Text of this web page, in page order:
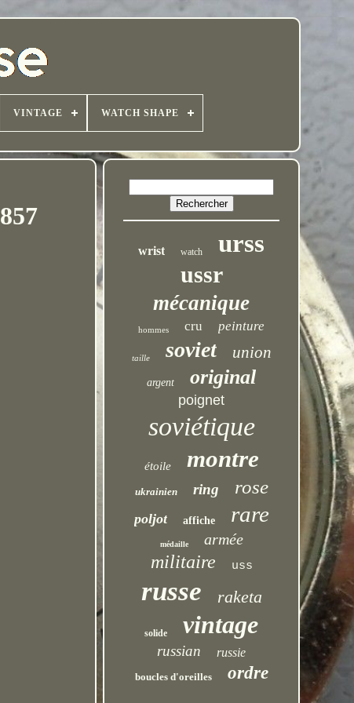
VINTAGE WATCH SHAPE
wrist watch urss
ussr
mécanique
hommes cru peinture
taille soviet union
argent original
poignet
soviétique
étoile montre
ukrainien ring rose
poljot affiche rare
médaille armée
militaire uss
russe raketa
solide vintage
russian russie
boucles d'oreilles ordre